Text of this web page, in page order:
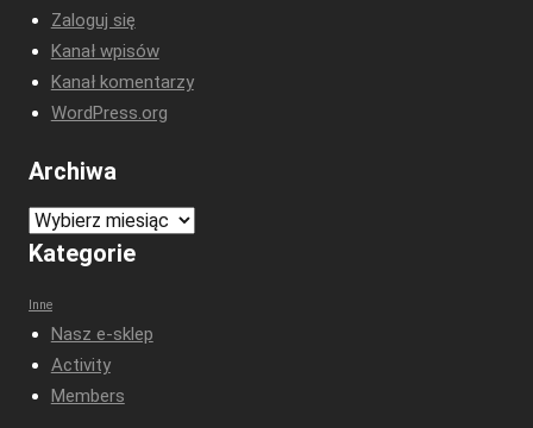
Zaloguj się
Kanał wpisów
Kanał komentarzy
WordPress.org
Archiwa
Archiwa
Kategorie
Inne
Nasz e-sklep
Activity
Members